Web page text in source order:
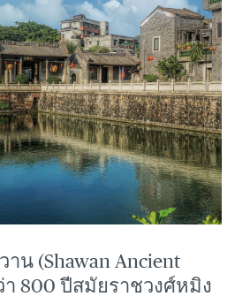
น (Shawan Ancient
800 ปีสมัยราชวงศ์หมิง